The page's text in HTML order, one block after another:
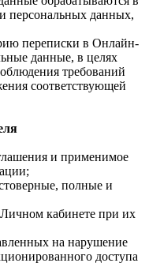
персональных данных,
переписки в Онлайн-
данные, в целях
требований
соответствующей
и применимое
полные и
кабинете при их
на нарушение
доступа